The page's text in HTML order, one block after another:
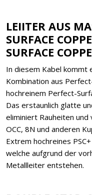
LEIITER AUS
SURFACE
SURFACE
In diesem Kabel
Kombination aus
hochreinem Perfect-
Das erstaunlich glatte
eliminiert Rauheiten
OCC, 8N und anderen
Extrem hochreines
welche aufgrund der
Metallleiter entstehen.